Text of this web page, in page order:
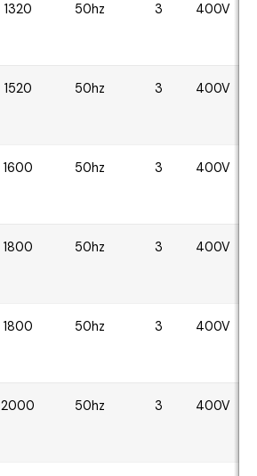
1320 50hz 3 400V
1520 50hz 3 400V
1600 50hz 3 400V
1800 50hz 3 400V
1800 50hz 3 400V
2000 50hz 3 400V